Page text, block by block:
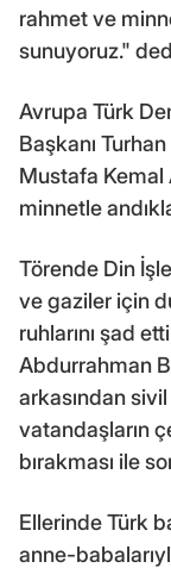
rahmet ve
sunuyoruz."
Avrupa Türk
Başkanı
Mustafa Kemal
minnetle
Törende Din
ve gaziler için
ruhlarını şad
Abdurrahman
arkasından
vatandaşların
bırakması ile
Ellerinde Türk
anne-